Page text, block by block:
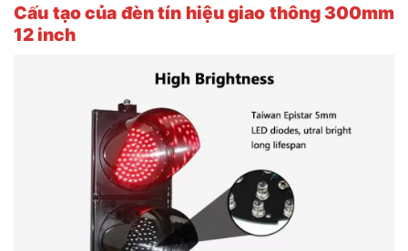
Cấu tạo của đèn tín hiệu giao thông 300mm
12 inch